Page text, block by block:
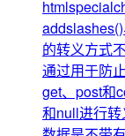
的转义方式
通过用于防
get、post和
和null进行